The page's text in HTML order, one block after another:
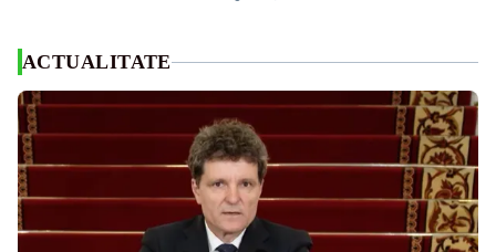
ACTUALITATE